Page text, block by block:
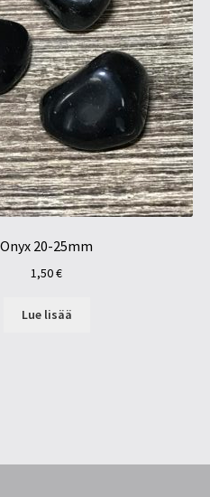
Onyx 20-25mm
1,50€
Lue lisää